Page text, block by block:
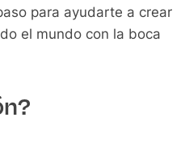
para ayudarte a crear
el mundo con la boca